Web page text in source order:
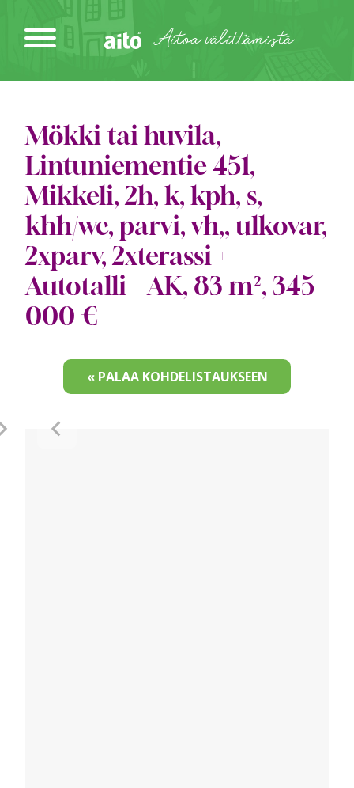
sisältöön
Aitoa välittämistä
Mökki tai huvila,
Lintuniementie 451,
Mikkeli, 2h, k, kph, s,
khh/wc, parvi, vh,, ulkovar,
2xparv, 2xterassi +
Autotalli + AK, 83 m², 345
000 €
« PALAA KOHDELISTAUKSEEN